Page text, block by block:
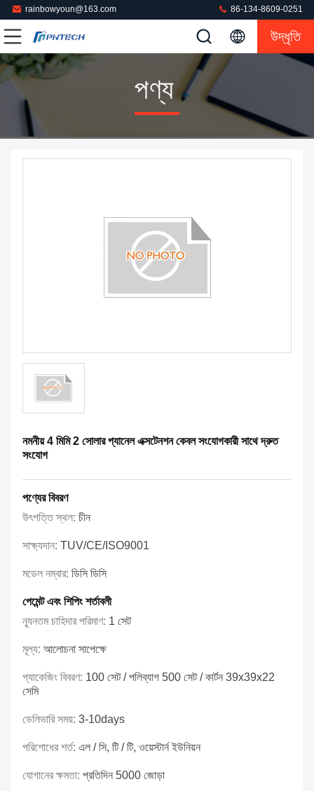
rainbowyoun@163.com 86-134-8609-0251
উদ্ধৃতি
পণ্য
নমনীয় 4 মিমি 2 সোলার প্যানেল এক্সটেনশন কেবল সংযোগকারী সাথে দ্রুত
সংযোগ
পণ্যের বিবরণ
উৎপত্তি স্থল: চীন
সাক্ষ্যদান: TUV/CE/ISO9001
মডেল নম্বার: ডিসি ডিসি
পেমেন্ট এবং শিপিং শর্তাবলী
ন্যূনতম চাহিদার পরিমাণ: 1 সেট
মূল্য: আলোচনা সাপেক্ষে
প্যাকেজিং বিবরণ: 100 সেট / পলিব্যাগ 500 সেট / কার্টন 39x39x22
সেমি
ডেলিভারি সময়: 3-10days
পরিশোধের শর্ত: এল / সি, টি / টি, ওয়েস্টার্ন ইউনিয়ন
যোগানের ক্ষমতা: প্রতিদিন 5000 জোড়া